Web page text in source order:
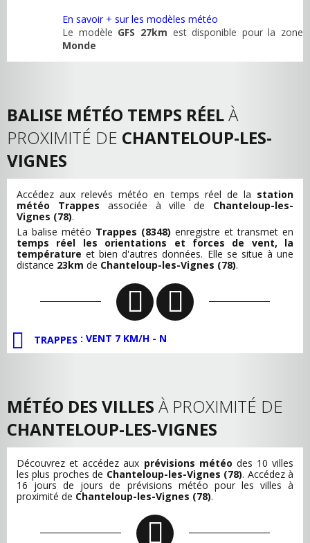
En savoir + sur les modèles météo
Le modèle GFS 27km est disponible pour la zone
Monde
BALISE MÉTÉO TEMPS RÉELÀ
PROXIMITÉ DE CHANTELOUP-LES-
VIGNES
Accédez aux relevés météo en temps réel de la station
météo Trappes associée à ville de Chanteloup-les-
Vignes (78).
La balise météo Trappes (8348) enregistre et transmet en
temps réel les orientations et forces de vent, la
température et bien d'autres données. Elle se situe à une
distance 23km de Chanteloup-les-Vignes (78).
TRAPPES : VENT 7 KM/H - N
MÉTÉO DES VILLES À PROXIMITÉ DE
CHANTELOUP-LES-VIGNES
Découvrez et accédez aux prévisions météo des 10 villes
les plus proches de Chanteloup-les-Vignes (78). Accédez à
16 jours de jours de prévisions météo pour les villes à
proximité de Chanteloup-les-Vignes (78).